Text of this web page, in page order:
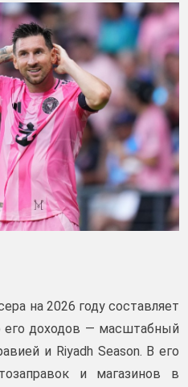
на 2026 году составляет
его доходов — масштабный
и Riyadh Season. В его
и магазинов в